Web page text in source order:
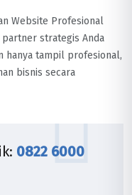
Website Profesional
partner strategis Anda
hanya tampil profesional,
bisnis secara
0822 6000